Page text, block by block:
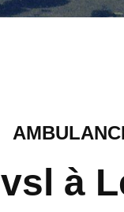
vsl à